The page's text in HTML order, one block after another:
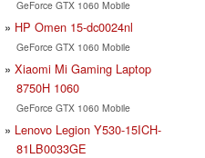
GeForce GTX 1060 Mobile
HP Omen 15-dc0024nl
GeForce GTX 1060 Mobile
Xiaomi Mi Gaming Laptop
8750H 1060
GeForce GTX 1060 Mobile
Lenovo Legion Y530-15ICH-
81LB0033GE